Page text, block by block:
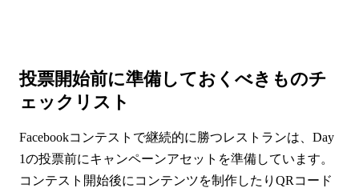
投票開始前に準備しておくべきものチ
ェックリスト
Facebookコンテストで継続的に勝つレストランは、Day
1の投票前にキャンペーンアセットを準備しています。
コンテスト開始後にコンテンツを制作したりQRコード